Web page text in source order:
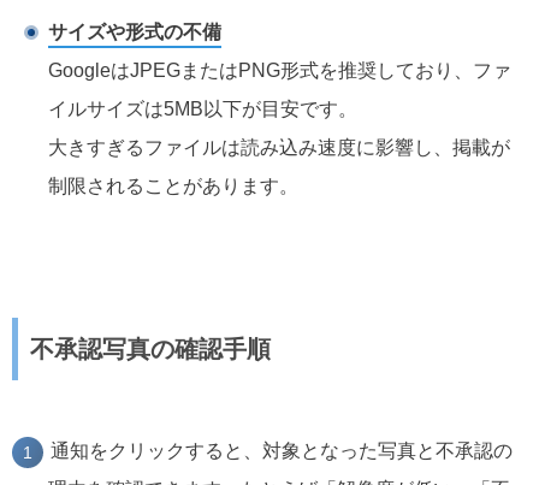
サイズや形式の不備
GoogleはJPEGまたはPNG形式を推奨しており、ファ
イルサイズは5MB以下が目安です。
大きすぎるファイルは読み込み速度に影響し、掲載が
制限されることがあります。
不承認写真の確認手順
通知をクリックすると、対象となった写真と不承認の